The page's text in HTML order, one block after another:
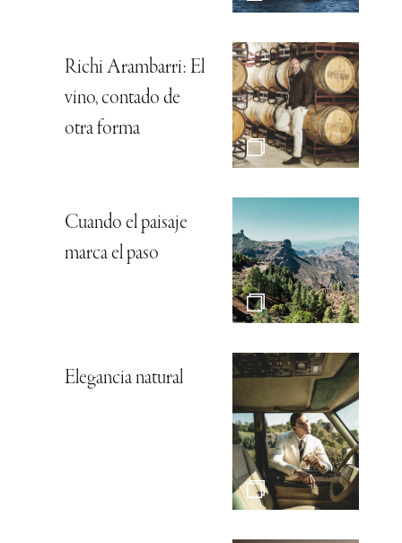
Richi Arambarri: El
vino, contado de
otra forma
Cuando el paisaje
marca el paso
Elegancia natural